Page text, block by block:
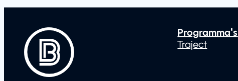
Programma's
Traject